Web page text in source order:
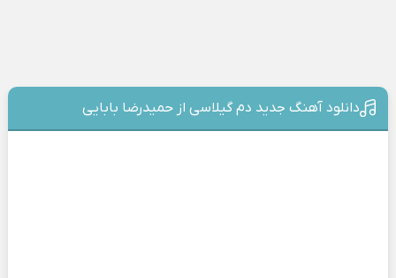
دانلود آهنگ جدید دم گیلاسی از حمیدرضا بابایی